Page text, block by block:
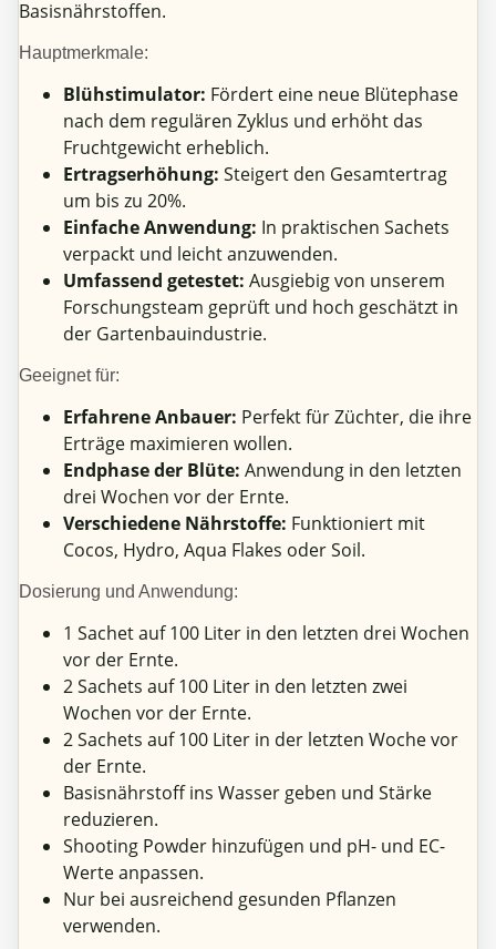
Basisnährstoffen.
Hauptmerkmale:
Blühstimulator: Fördert eine neue Blütephase
nach dem regulären Zyklus und erhöht das
Fruchtgewicht erheblich.
Ertragserhöhung: Steigert den Gesamtertrag
um bis zu 20%.
Einfache Anwendung: In praktischen Sachets
verpackt und leicht anzuwenden.
Umfassend getestet: Ausgiebig von unserem
Forschungsteam geprüft und hoch geschätzt in
der Gartenbauindustrie.
Geeignet für:
Erfahrene Anbauer: Perfekt für Züchter, die ihre
Erträge maximieren wollen.
Endphase der Blüte: Anwendung in den letzten
drei Wochen vor der Ernte.
Verschiedene Nährstoffe: Funktioniert mit
Cocos, Hydro, Aqua Flakes oder Soil.
Dosierung und Anwendung:
1 Sachet auf 100 Liter in den letzten drei Wochen
vor der Ernte.
2 Sachets auf 100 Liter in den letzten zwei
Wochen vor der Ernte.
2 Sachets auf 100 Liter in der letzten Woche vor
der Ernte.
Basisnährstoff ins Wasser geben und Stärke
reduzieren.
Shooting Powder hinzufügen und pH- und EC-
Werte anpassen.
Nur bei ausreichend gesunden Pflanzen
verwenden.